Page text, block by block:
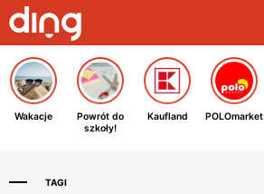
Wakacje
Powrót do
szkoły!
Kaufland POLOmarket
TAGI